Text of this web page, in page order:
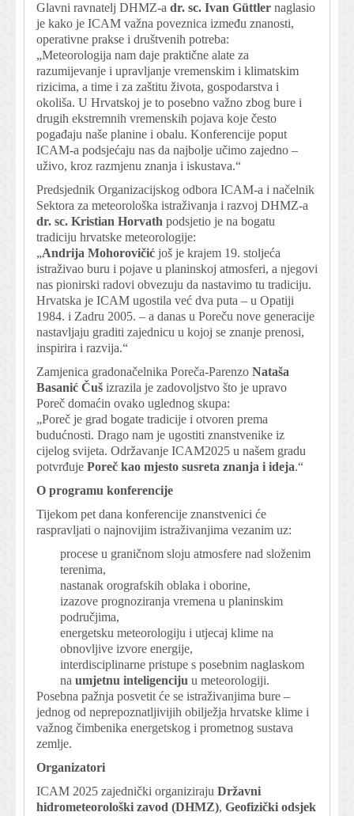
Glavni ravnatelj DHMZ-a dr. sc. Ivan Güttler naglasio
je kako je ICAM važna poveznica između znanosti,
operativne prakse i društvenih potreba:
„Meteorologija nam daje praktične alate za
razumijevanje i upravljanje vremenskim i klimatskim
rizicima, a time i za zaštitu života, gospodarstva i
okoliša. U Hrvatskoj je to posebno važno zbog bure i
drugih ekstremnih vremenskih pojava koje često
pogađaju naše planine i obalu. Konferencije poput
ICAM-a podsjećaju nas da najbolje učimo zajedno –
uživo, kroz razmjenu znanja i iskustava.“
Predsjednik Organizacijskog odbora ICAM-a i načelnik
Sektora za meteorološka istraživanja i razvoj DHMZ-a
dr. sc. Kristian Horvath podsjetio je na bogatu
tradiciju hrvatske meteorologije:
„Andrija Mohorovičić još je krajem 19. stoljeća
istraživao buru i pojave u planinskoj atmosferi, a njegovi
nas pionirski radovi obvezuju da nastavimo tu tradiciju.
Hrvatska je ICAM ugostila već dva puta – u Opatiji
1984. i Zadru 2005. – a danas u Poreču nove generacije
nastavljaju graditi zajednicu u kojoj se znanje prenosi,
inspirira i razvija.“
Zamjenica gradonačelnika Poreča-Parenzo Nataša
Basanić Čuš izrazila je zadovoljstvo što je upravo
Poreč domaćin ovako uglednog skupa:
„Poreč je grad bogate tradicije i otvoren prema
budućnosti. Drago nam je ugostiti znanstvenike iz
cijelog svijeta. Održavanje ICAM2025 u našem gradu
potvrđuje Poreč kao mjesto susreta znanja i ideja.“
O programu konferencije
Tijekom pet dana konferencije znanstvenici će
raspravljati o najnovijim istraživanjima vezanim uz:
procese u graničnom sloju atmosfere nad složenim
terenima,
nastanak orografskih oblaka i oborine,
izazove prognoziranja vremena u planinskim
područjima,
energetsku meteorologiju i utjecaj klime na
obnovljive izvore energije,
interdisciplinarne pristupe s posebnim naglaskom
na umjetnu inteligenciju u meteorologiji.
Posebna pažnja posvetit će se istraživanjima bure –
jednog od neprepoznatljivijih obilježja hrvatske klime i
važnog čimbenika energetskog i prometnog sustava
zemlje.
Organizatori
ICAM 2025 zajednički organiziraju Državni
hidrometeorološki zavod (DHMZ), Geofizički odsjek